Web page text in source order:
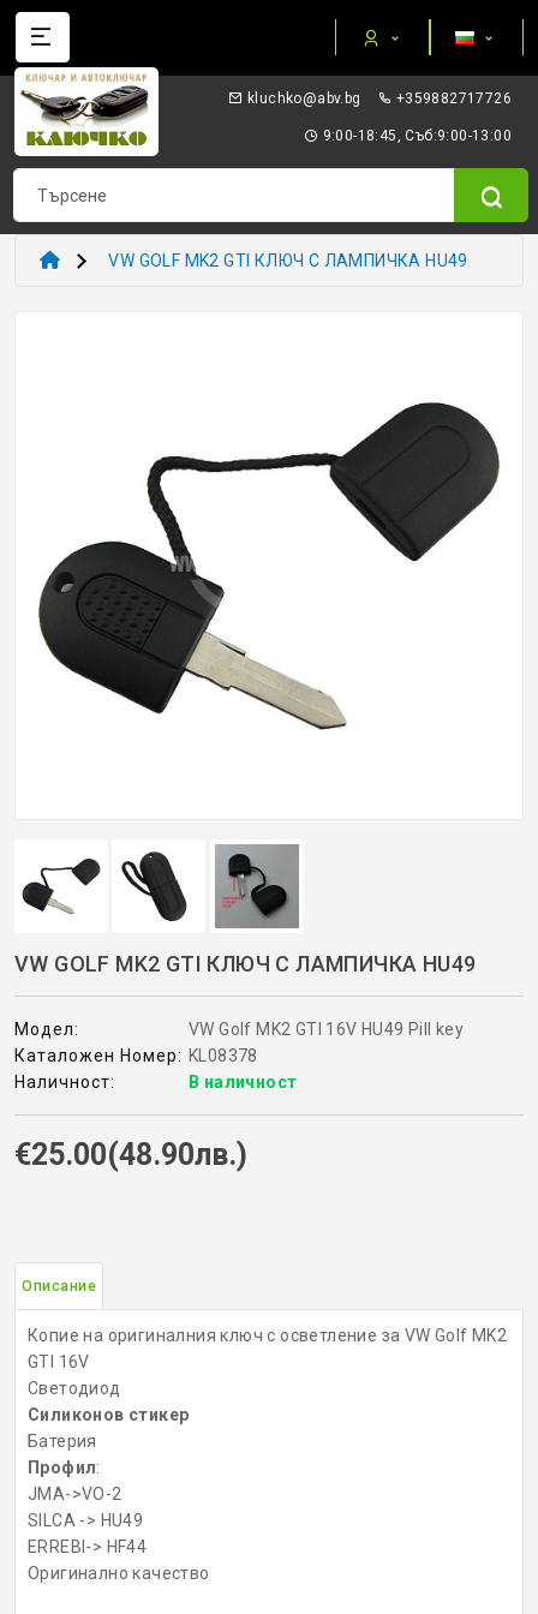
gb.vba@okhculk +359882717726
9:00-18:45, Съб:9:00-13:00
Категории
AUTEL ПРИБОРИ И ОБОРУДВАНЕ
I/O TERMINAL
KEYDIY - ПРИБОРИ КЛЮЧОВЕ ТРАНСПОНДЕРИ
ЗАГОТОВКИ ERREBI
ЗАГОТОВКИ ДРУГИ
ОРИГИНАЛНИ АВТОКЛЮЧОВЕ
Покажи всички
КУТИЙКИ И АВТОКЛЮЧОВЕ
МАСЛА, ХИМИЯ И СПРЕЙОВЕ VOULIS
КУТИЙКИ ЗА АЛАРМИ
КОНТРОЛ НА ДОСТЪП
БРАВИ, ПАТРОНИ, АКСЕСОАРИ
ШПЕРЦОВЕ И ИНСТРУМЕНТИ
КЛЮЧАРСКИ МАШИНИ
КЛЮЧАРСКИ УСЛУГИ
ИМОБИЛАЙЗЕРИ
VW GOLF MK2 GTI КЛЮЧ С ЛАМПИЧКА HU49
VW GOLF MK2 GTI КЛЮЧ С ЛАМПИЧКА HU49
Модел:
VW Golf MK2 GTI 16V HU49 Pill key
Каталожен Номер: KL08378
Наличност:
В наличност
€25.00(48.90лв.)
Описание
Копие на оригиналния ключ с осветление за VW Golf MK2
GTI 16V
Светодиод
Силиконов стикер
Батерия
Профил:
JMA->VO-2
SILCA -> HU49
ERREBI-> HF44
Оригинално качество